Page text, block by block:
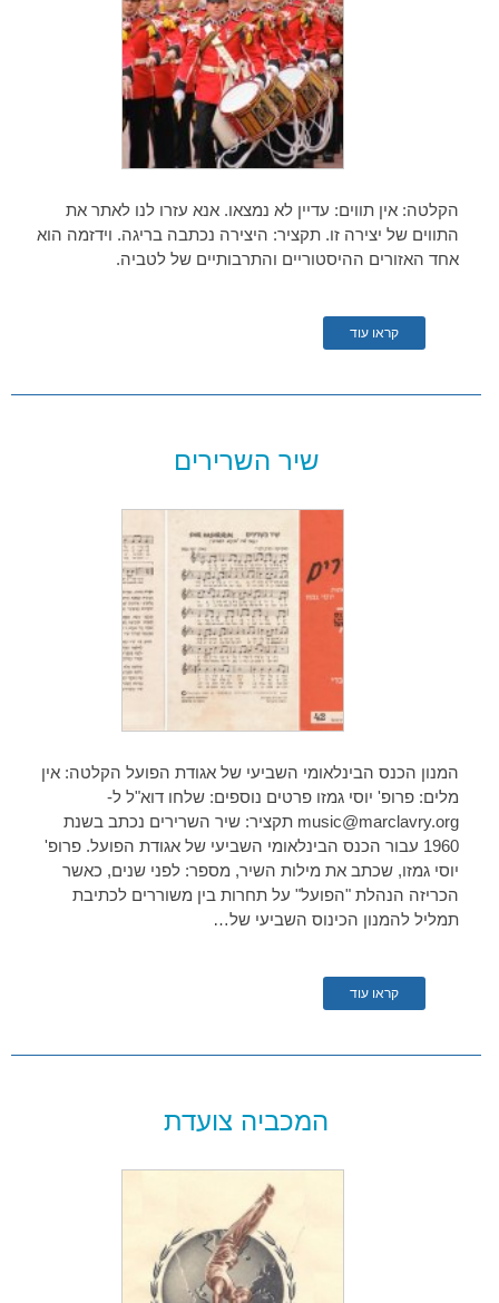
הקלטה: אין תווים: עדיין לא נמצאו. אנא עזרו לנו לאתר את
התווים של יצירה זו. תקציר: היצירה נכתבה בריגה. וידזמה הוא
אחד האזורים ההיסטוריים והתרבותיים של לטביה.
קראו עוד
שיר השרירים
המנון הכנס הבינלאומי השביעי של אגודת הפועל הקלטה: אין
מלים: פרופ' יוסי גמזו פרטים נוספים: שלחו דוא"ל ל-
music@marclavry.org תקציר: שיר השרירים נכתב בשנת
1960 עבור הכנס הבינלאומי השביעי של אגודת הפועל. פרופ'
יוסי גמזו, שכתב את מילות השיר, מספר: לפני שנים, כאשר
הכריזה הנהלת "הפועל" על תחרות בין משוררים לכתיבת
תמליל להמנון הכינוס השביעי של…
קראו עוד
המכביה צועדת